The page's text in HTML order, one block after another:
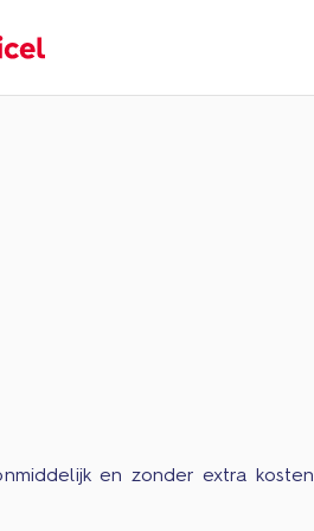
en zonder extra kosten